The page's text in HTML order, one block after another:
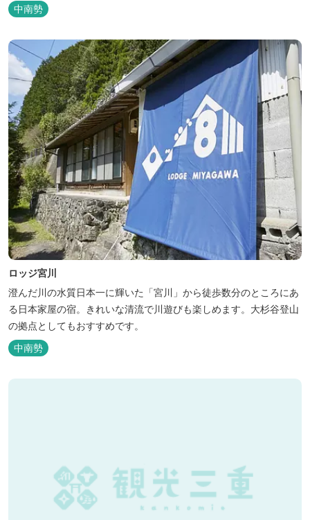
す。 紀勢自動車道「大宮大台Ic」から車で約10分と好アクセス！
今年の営業は１２月１４日（日）までです！来年は３月１日（日）
からの営業となりますのでよろしくお願いします！ ソロサイト・オ
ートテント...
中南勢
ロッジ宮川
澄んだ川の水質日本一に輝いた「宮川」から徒歩数分のところにあ
る日本家屋の宿。きれいな清流で川遊びも楽しめます。大杉谷登山
の拠点としてもおすすめです。
中南勢